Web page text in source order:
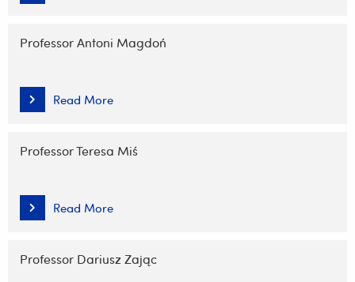
Professor Antoni Magdoń
Read More
Professor Teresa Miś
Read More
Professor Dariusz Zając